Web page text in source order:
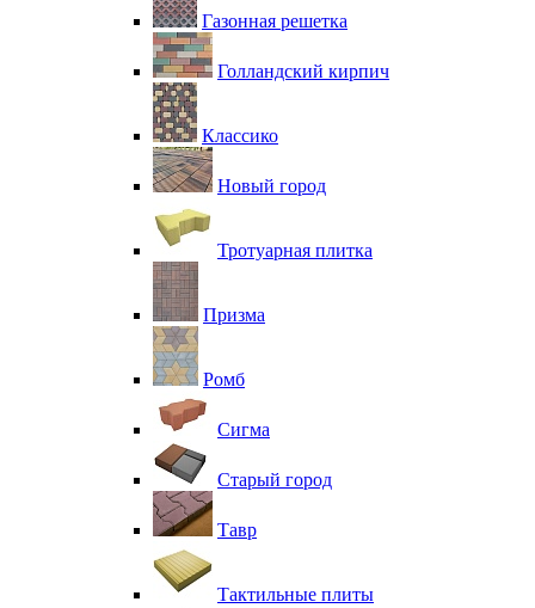
Газонная решетка
Голландский кирпич
Классико
Новый город
Тротуарная плитка
Призма
Ромб
Сигма
Старый город
Тавр
Тактильные плиты